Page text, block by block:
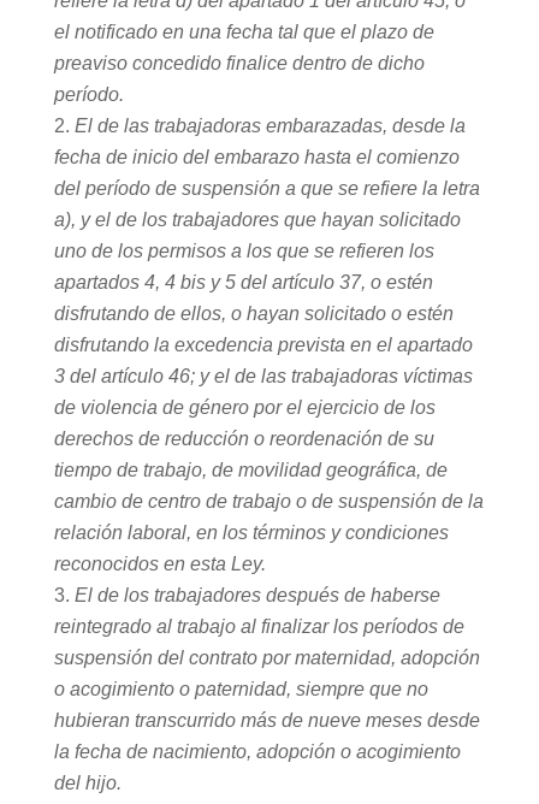
el notificado en una fecha tal que el plazo de
preaviso concedido finalice dentro de dicho
período.
El de las trabajadoras embarazadas, desde la
fecha de inicio del embarazo hasta el comienzo
del período de suspensión a que se refiere la letra
a), y el de los trabajadores que hayan solicitado
uno de los permisos a los que se refieren los
apartados 4, 4 bis y 5 del artículo 37, o estén
disfrutando de ellos, o hayan solicitado o estén
disfrutando la excedencia prevista en el apartado
3 del artículo 46; y el de las trabajadoras víctimas
de violencia de género por el ejercicio de los
derechos de reducción o reordenación de su
tiempo de trabajo, de movilidad geográfica, de
cambio de centro de trabajo o de suspensión de la
relación laboral, en los términos y condiciones
reconocidos en esta Ley.
El de los trabajadores después de haberse
reintegrado al trabajo al finalizar los períodos de
suspensión del contrato por maternidad, adopción
o acogimiento o paternidad, siempre que no
hubieran transcurrido más de nueve meses desde
la fecha de nacimiento, adopción o acogimiento
del hijo.